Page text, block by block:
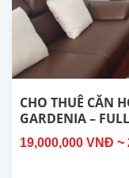
CHO THUÊ CĂN
GARDENIA –
19,000,000 VNĐ ~